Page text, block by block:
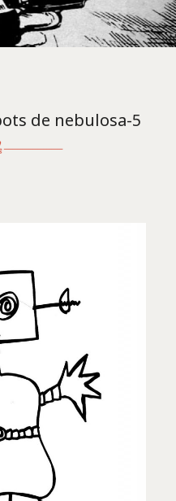
de nebulosa-5